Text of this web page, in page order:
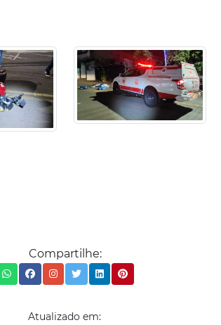
Compartilhe:
Atualizado em: